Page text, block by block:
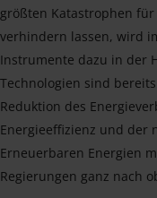
größten Katastrophen
verhindern lassen, wird
Instrumente dazu in der
Technologien sind
Reduktion des
Energieeffizienz und der
Erneuerbaren Energien
Regierungen ganz nach